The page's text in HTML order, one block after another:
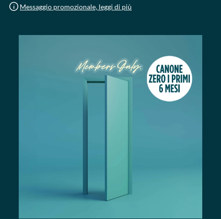
Messaggio promozionale, leggi di più